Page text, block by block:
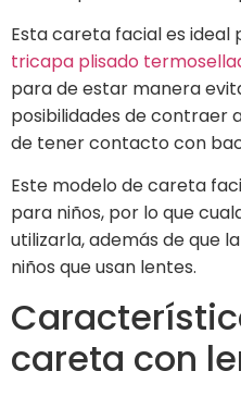
Esta careta facial es ideal
tricapa plisado
para de estar manera
posibilidades de contraer
de tener contacto con
Este modelo de careta
para niños, por lo que
utilizarla, además de que
niños que usan lentes.
careta con